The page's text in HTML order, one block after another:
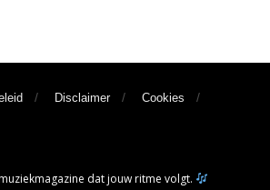
Disclaimer
Cookies
dat jouw ritme volgt.